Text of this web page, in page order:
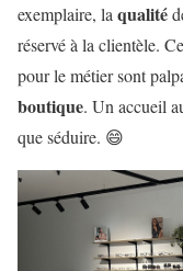
exemplaire, la qualité
réservé à la clientèle.
pour le métier sont
boutique. Un accueil
que séduire. 😄